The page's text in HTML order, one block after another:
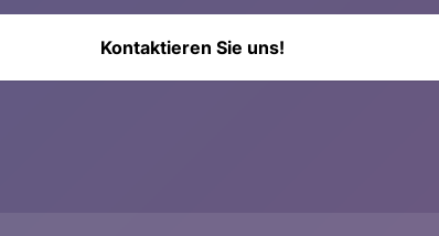
Kontaktieren Sie uns!